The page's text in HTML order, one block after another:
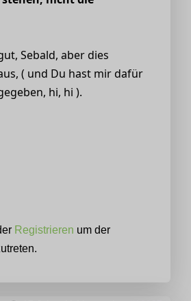
Sebald, aber dies
( und Du hast mir dafür
hi, hi ).
Registrieren um der